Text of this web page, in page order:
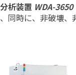
析装置 WDA-3650
同時に、非破壊、